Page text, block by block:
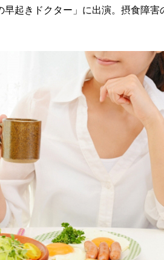
起きドクター」に出演。摂食障害